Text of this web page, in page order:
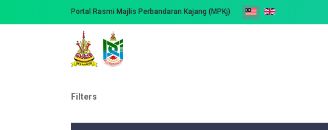
Portal Rasmi Majlis Perbandaran Kajang (MPKj)
Filters